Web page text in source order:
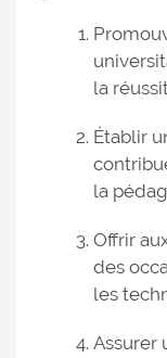
la
Établir
la
Offrir
des
les
Assurer